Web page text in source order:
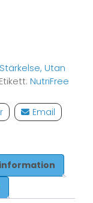
, Utan
Etikett: NutriFree
Email